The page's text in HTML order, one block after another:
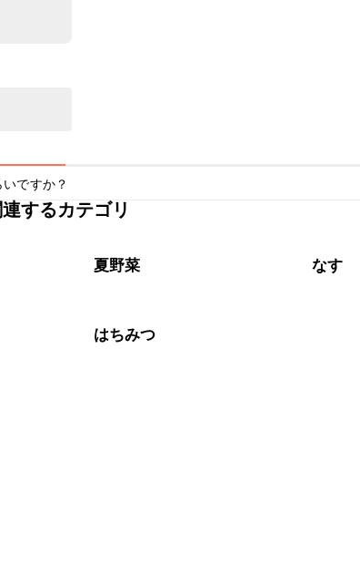
ですか？
当日中が目安です。なるべくお早めにお召し上がりください。
。
するカテゴリ
夏野菜 なす
はちみつ